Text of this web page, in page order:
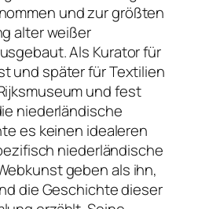
und zur größten
alter weißer
Als Kurator für
und später für Textilien
und fest
niederländische
es keinen idealeren
niederländische
geben als ihn,
die Geschichte dieser